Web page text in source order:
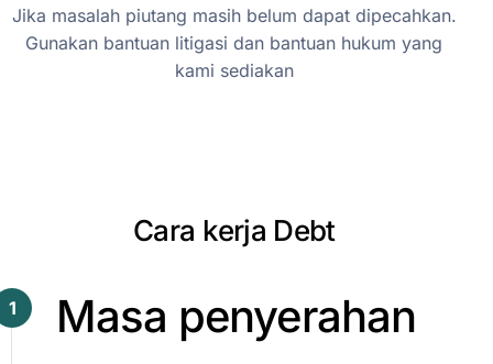
Jika masalah piutang masih belum dapat dipecahkan.
Gunakan bantuan litigasi dan bantuan hukum yang
kami sediakan
Cara kerja Debt
Masa penyerahan
1